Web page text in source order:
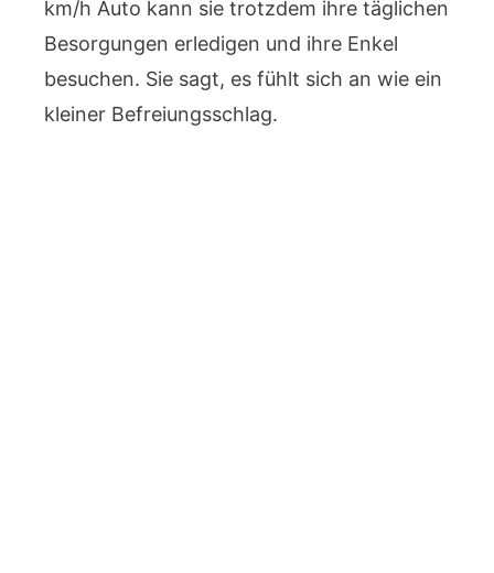
km/h Auto kann sie trotzdem ihre täglichen
Besorgungen erledigen und ihre Enkel
besuchen. Sie sagt, es fühlt sich an wie ein
kleiner Befreiungsschlag.